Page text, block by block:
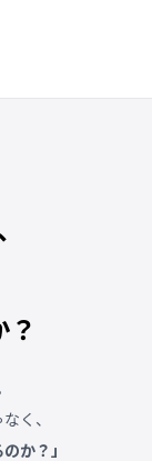
く、
か？」